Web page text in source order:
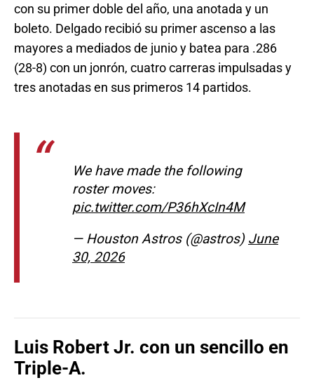
con su primer doble del año, una anotada y un
boleto. Delgado recibió su primer ascenso a las
mayores a mediados de junio y batea para .286
(28-8) con un jonrón, cuatro carreras impulsadas y
tres anotadas en sus primeros 14 partidos.
We have made the following
roster moves:
pic.twitter.com/P36hXcIn4M
— Houston Astros (@astros) June
30, 2026
Luis Robert Jr. con un sencillo en
Triple-A.